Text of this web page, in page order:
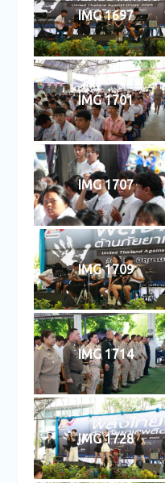
IMG 1697
IMG 1701
IMG 1707
IMG 1709
IMG 1714
IMG 1728